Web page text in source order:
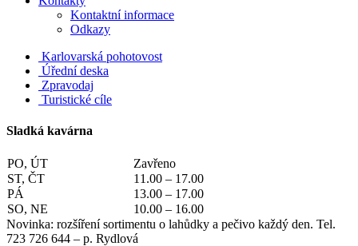
Kontaktní informace
Odkazy
Karlovarská pohotovost
Úřední deska
Zpravodaj
Turistické cíle
Sladká kavárna
PO, ÚT
Zavřeno
ST, ČT
11.00 – 17.00
PÁ
13.00 – 17.00
SO, NE
10.00 – 16.00
Novinka: rozšíření sortimentu o lahůdky a pečivo každý den. Tel.
723 726 644 – p. Rydlová